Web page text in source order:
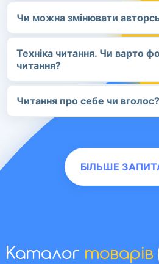
Чи можна змінювати
Техніка читання. Чи варто
читання?
Читання про себе чи вголос?
БІЛЬШЕ
Каталог товарів